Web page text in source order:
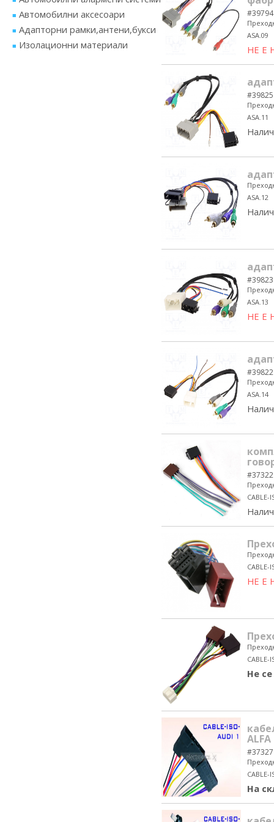
Автомобилни аксесоари
Адапторни рамки,антени,букси
Изолационни материали
#39794
ASA.09
НЕ Е
#39825
ASA.11
ASA.12
#39823
ASA.13
НЕ Е
#39822
ASA.14
#37322
CABLE-
CABLE-
НЕ Е
CABLE-
Не
ALFA
#37327
CABLE-
На